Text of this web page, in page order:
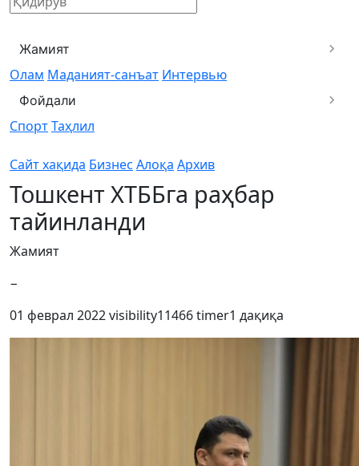
Жамият
Олам Маданият-санъат Интервью
Фойдали
СпортТаҳлил
Сайт хақида Бизнес Алоқа Архив
Тошкент ХТББга раҳбар
тайинланди
Жамият
−
01 феврал 2022visibility11466timer1 дақиқа